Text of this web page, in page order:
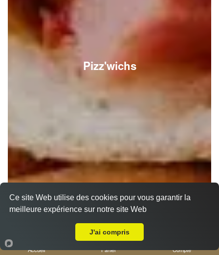
Pizz'wichs
Accueil Panier Compte
Ce site Web utilise des cookies pour vous garantir la
meilleure expérience sur notre site Web
J'ai compris